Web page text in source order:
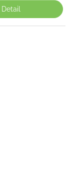
Detail